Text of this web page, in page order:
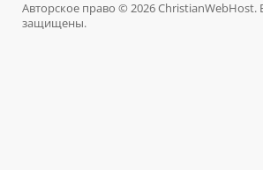
Авторское право © 2026 ChristianWebHost.
защищены.